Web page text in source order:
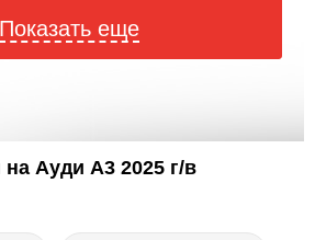
Показать еще
на Ауди A3 2025 г/в